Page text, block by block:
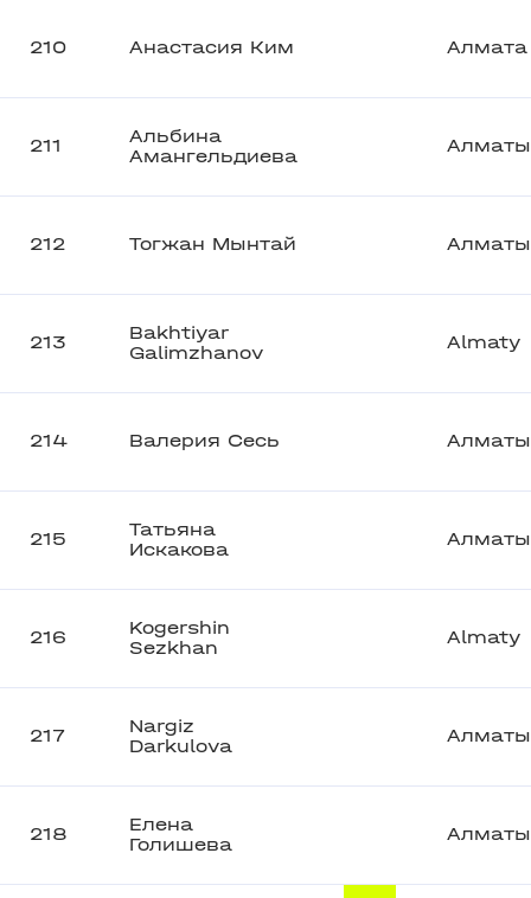
210 Анастасия Ким Алмата
211
Альбина
Амангельдиева
Алматы
212 Тогжан Мынтай Алматы
213
Bakhtiyar
Galimzhanov
Almaty
214 Валерия Сесь Алматы
215
Татьяна
Искакова
Алматы
216
Kogershin
Sezkhan
Almaty
217
Nargiz
Darkulova
Алматы
218
Елена
Голишева
Алматы